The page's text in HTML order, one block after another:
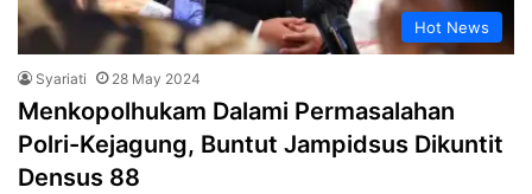
Hot News
Syariati 28 May 2024
Menkopolhukam Dalami Permasalahan
Polri-Kejagung, Buntut Jampidsus Dikuntit
Densus 88